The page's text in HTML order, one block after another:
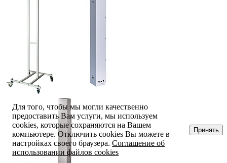
Для того, чтобы мы могли качественно
предоставить Вам услуги, мы используем
cookies, которые сохраняются на Вашем
компьютере. Отключить cookies Вы можете в
настройках своего браузера.Соглашение об
использовании файлов cookies
Принять